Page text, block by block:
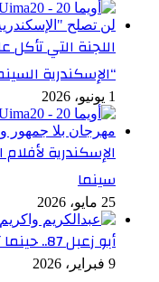
اللجنة التي تأكل
“الإسكندرية
1 يونيو، 2026
الإسكندرية
سينما
25 مايو، 2026
أبو زعبل 87.. حينما تصبح السينما علاجا للنفس
9 فبراير، 2026